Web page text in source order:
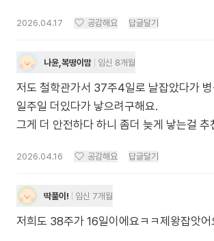
2026.04.17 공감해요 답글달기
나윤,복떵이맘 임신 8개월
저도 철학관가서 37주4일로 날잡았다가 병
일주일 더있다가 낳으려구해요.
그게 더 안전하다 하니 좀더 늦게 낳는걸 추
2026.04.16 공감해요 답글달기
딱풀이! 임신 7개월
저희도 38주가 16일이에요ㅋㅋ제왕잡앗어